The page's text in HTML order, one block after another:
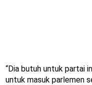
“Dia butuh untuk partai
untuk masuk parlemen